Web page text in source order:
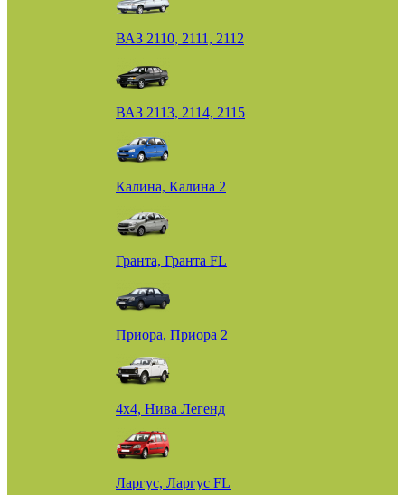
ВАЗ 2110, 2111, 2112
ВАЗ 2113, 2114, 2115
Калина, Калина 2
Гранта, Гранта FL
Приора, Приора 2
4х4, Нива Легенд
Ларгус, Ларгус FL